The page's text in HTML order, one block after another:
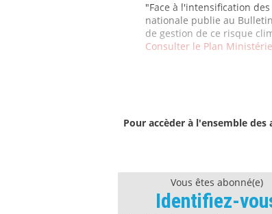
"Face à l'intensification
nationale publie au
de gestion de ce risque
Consulter le Plan
Pour accèder à l'ensemble
Vous êtes abonné(e)
Identifiez-